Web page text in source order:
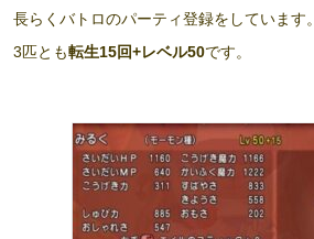
長らくバトロのパーティ登録をしています。
3匹とも転生15回+レベル50です。